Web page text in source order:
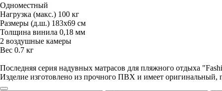
Одноместный
Нагрузка (макс.) 100 кг
Размеры (д.ш.) 183х69 см
Толщина винила 0,18 мм
2 воздушные камеры
Вес 0.7 кг
Последняя серия надувных матрасов для пляжного отдыха
Изделие изготовлено из прочного ПВХ и имеет оригинальный,